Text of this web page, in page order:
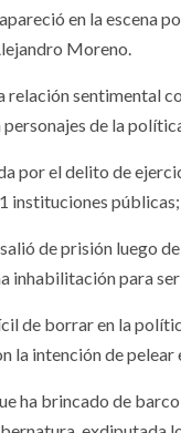
en la escena
Moreno.
relación sentimental
de la
por el delito de
instituciones
de prisión luego
inhabilitación para
de borrar en la
la intención de pelear
ha brincado de
una dieta
cuidar
del
el
para la